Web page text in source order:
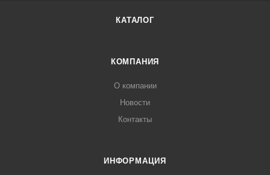
КАТАЛОГ
КОМПАНИЯ
О компании
Новости
Контакты
ИНФОРМАЦИЯ